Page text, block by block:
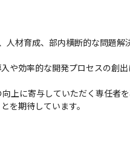
人材育成、部内横断的な問題解
や効率的な開発プロセスの創出
上に寄与していただく専任者
を期待しています。